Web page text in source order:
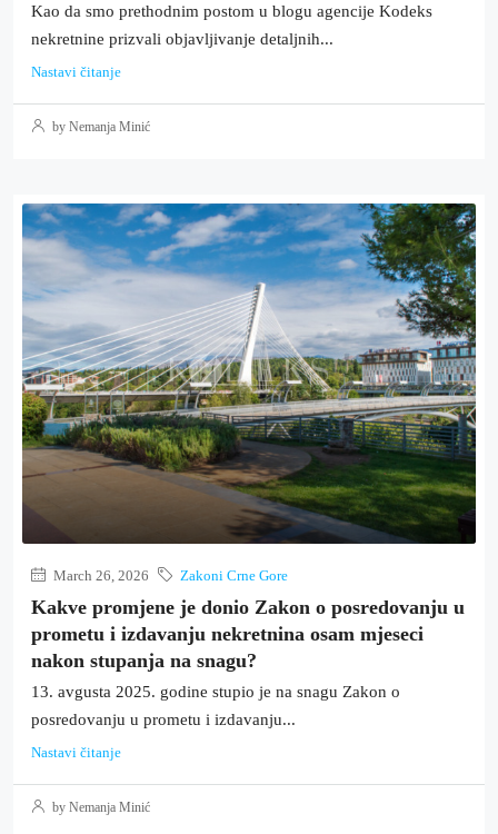
Kao da smo prethodnim postom u blogu agencije Kodeks
nekretnine prizvali objavljivanje detaljnih...
Nastavi čitanje
by Nemanja Minić
March 26, 2026 Zakoni Crne Gore
Kakve promjene je donio Zakon o posredovanju u
prometu i izdavanju nekretnina osam mjeseci
nakon stupanja na snagu?
13. avgusta 2025. godine stupio je na snagu Zakon o
posredovanju u prometu i izdavanju...
Nastavi čitanje
by Nemanja Minić